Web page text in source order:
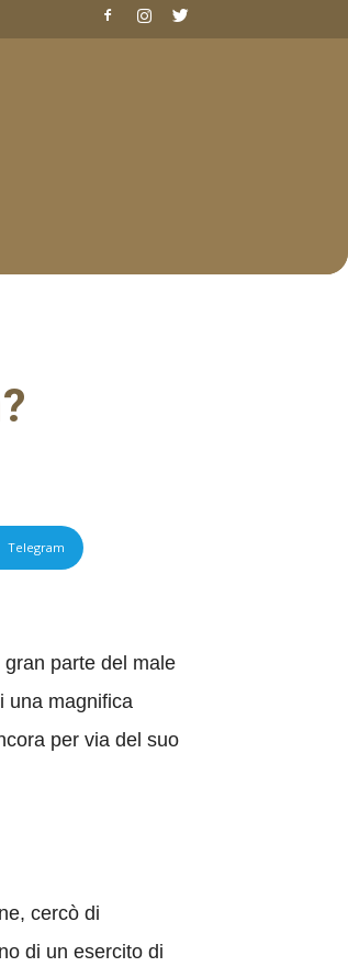
Telegram
parte del male
una magnifica
per via del suo
cercò di
di un esercito di